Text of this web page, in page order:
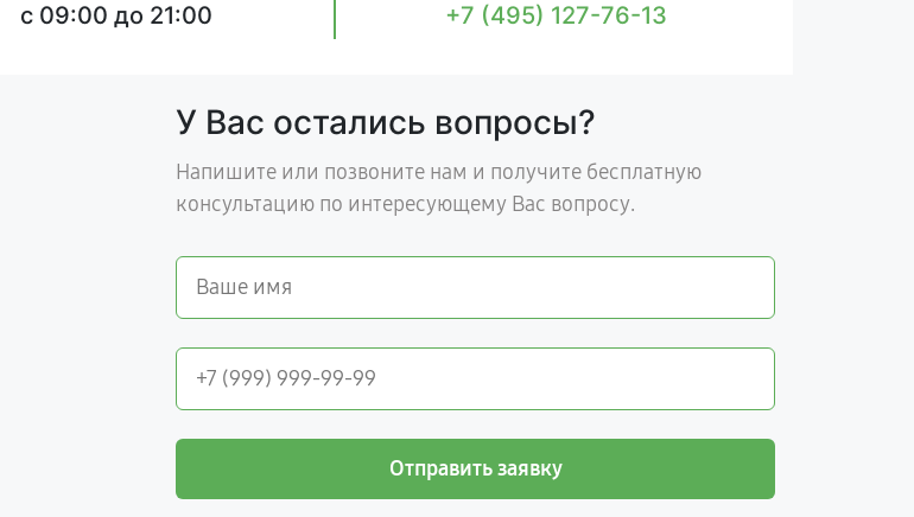
c 09:00 до 21:00 +7 (495) 127-76-13
У Вас остались вопросы?
Напишите или позвоните нам и получите бесплатную
консультацию по интересующему Вас вопросу.
Отправить заявку